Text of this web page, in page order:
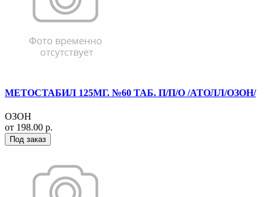
МЕТОСТАБИЛ 125МГ. №60 ТАБ. П/П/О /АТОЛЛ/ОЗОН/
ОЗОН
от 198.00 р.
Под заказ